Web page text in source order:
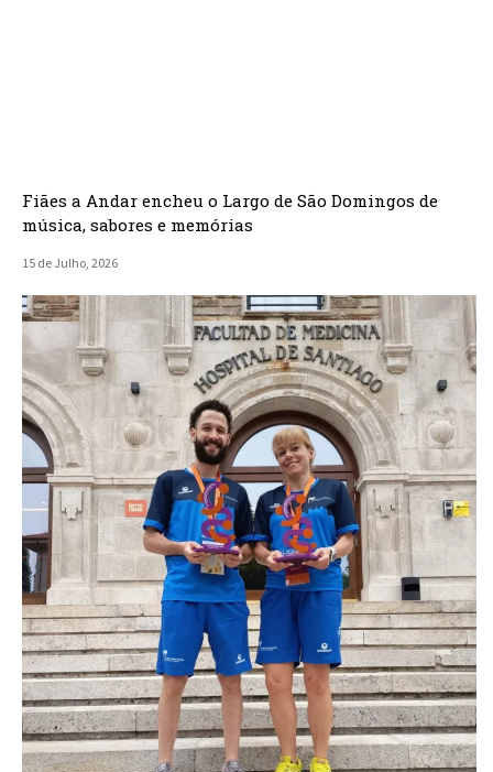
Fiães a Andar encheu o Largo de São Domingos de
música, sabores e memórias
15 de Julho, 2026